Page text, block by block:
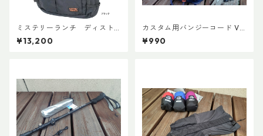
ミステリーランチ ディスト
リクト８
¥13,200
カスタム用バンジーコード Ve
r.3
¥990